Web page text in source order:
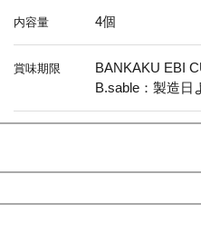
内容量 4個
賞味期限
BANKAKU EBI
B.sable：製造日